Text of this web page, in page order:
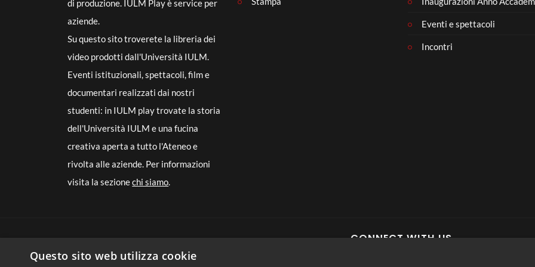
di produzione. IULM Play è service per
aziende.
Su questo sito troverete la libreria dei
video prodotti dall'Università IULM.
Eventi istituzionali, spettacoli, film e
documentari realizzati dai nostri
studenti: in IULM play trovate la storia
dell'Università IULM e una fucina
creativa aperta a tutto l'Ateneo e
rivolta alle aziende. Per informazioni
visita la sezionechi siamo
Eventi e spettacoli
Incontri
CONNECT WITH US
Questo sito web utilizza cookie